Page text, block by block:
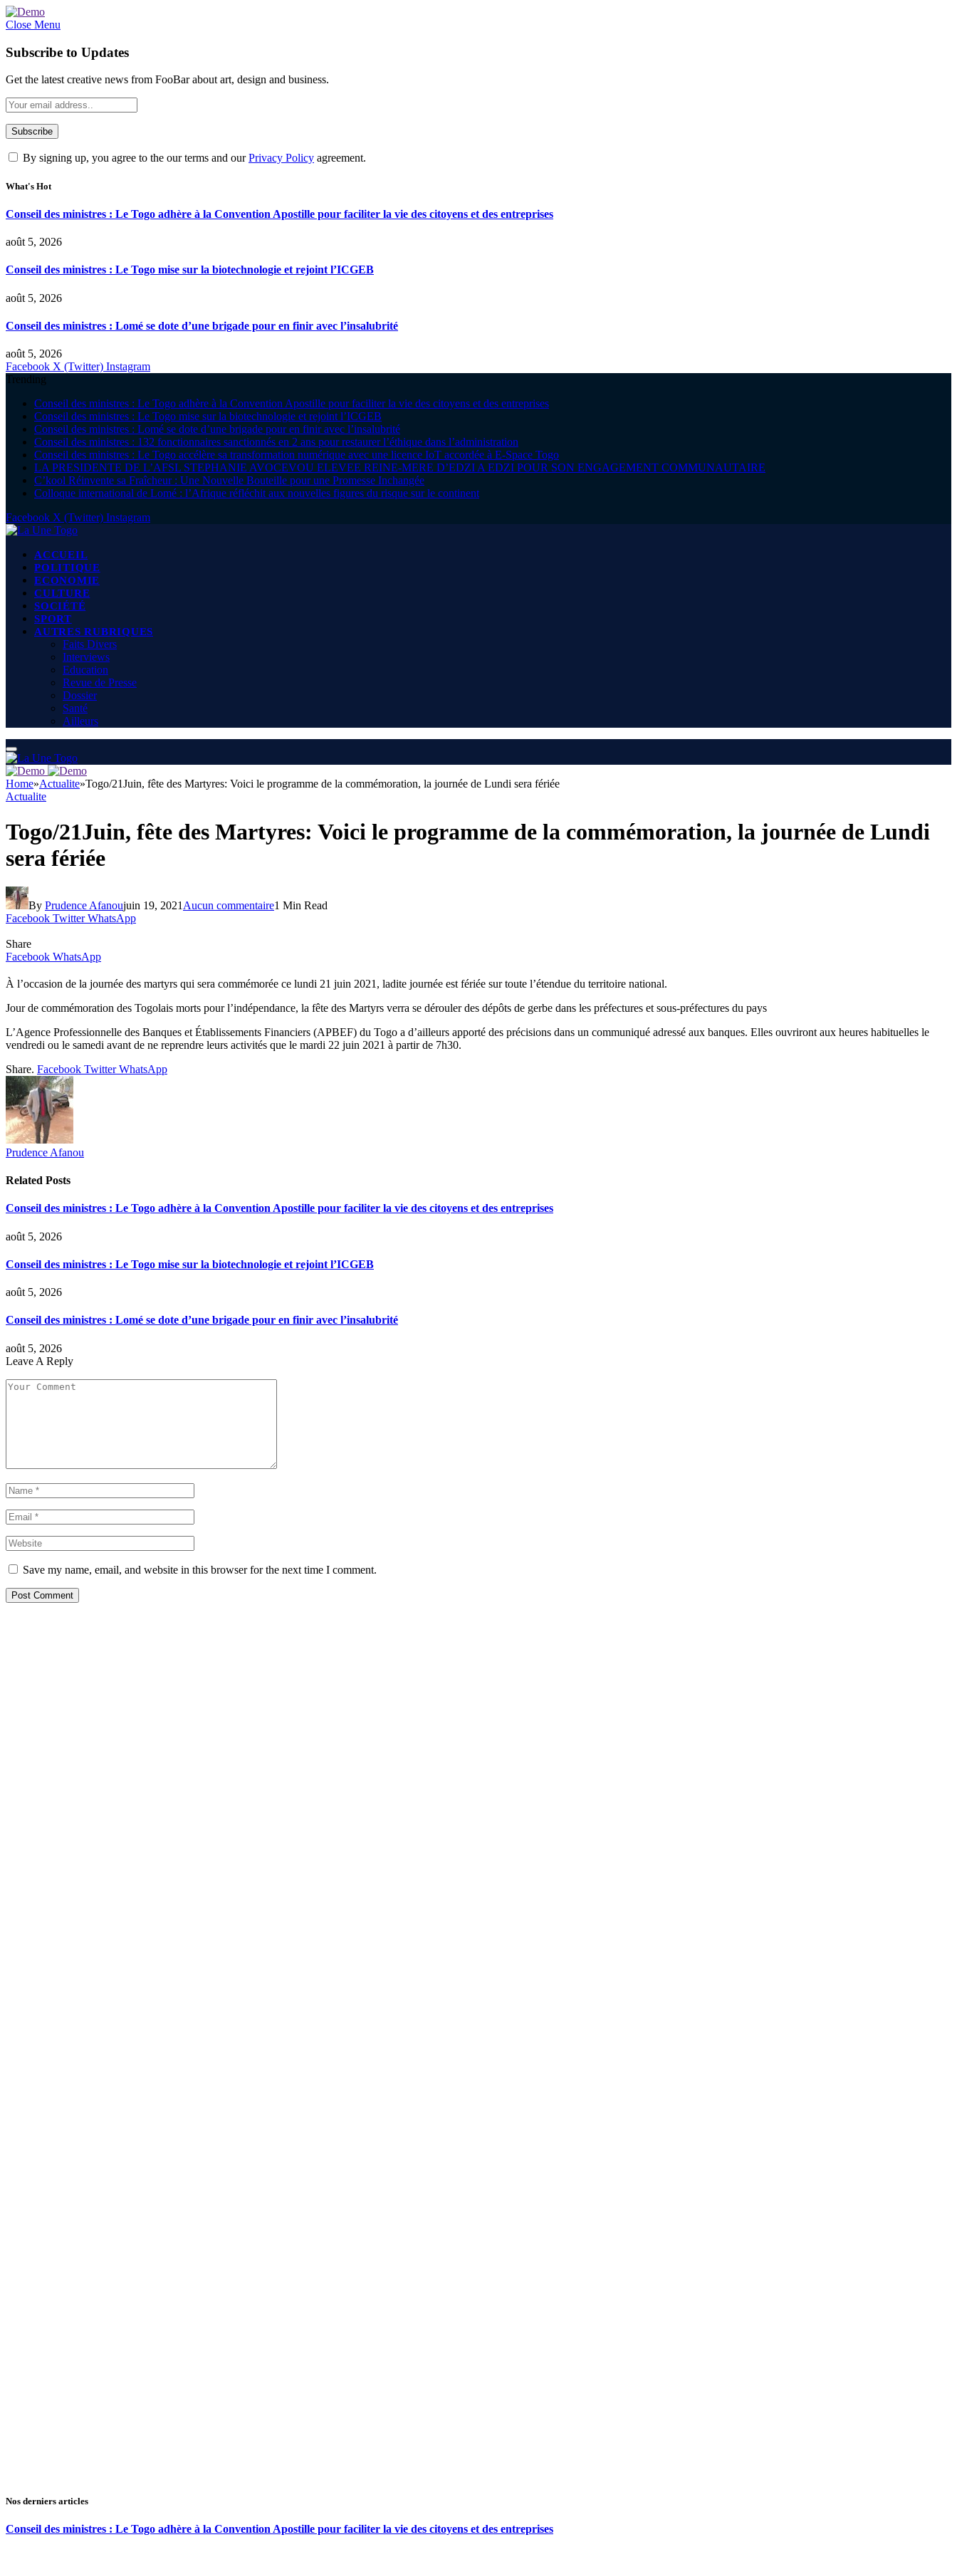
Close Menu
Subscribe to Updates
Get the latest creative news from FooBar about art, design and business.
By signing up, you agree to the our terms and ourPrivacy Policy agreement.
What's Hot
Conseil des ministres : Le Togo adhère à la Convention Apostille pour faciliter la vie des citoyens et des entreprises
août 5, 2026
Conseil des ministres : Le Togo mise sur la biotechnologie et rejoint l’ICGEB
août 5, 2026
Conseil des ministres : Lomé se dote d’une brigade pour en finir avec l’insalubrité
août 5, 2026
Facebook X (Twitter) Instagram
Trending
Conseil des ministres : Le Togo adhère à la Convention Apostille pour faciliter la vie des citoyens et des entreprises
Conseil des ministres : Le Togo mise sur la biotechnologie et rejoint l’ICGEB
Conseil des ministres : Lomé se dote d’une brigade pour en finir avec l’insalubrité
Conseil des ministres : 132 fonctionnaires sanctionnés en 2 ans pour restaurer l’éthique dans l’administration
Conseil des ministres : Le Togo accélère sa transformation numérique avec une licence IoT accordée à E-Space Togo
LA PRESIDENTE DE L’AFSL STEPHANIE AVOCEVOU ELEVEE REINE-MERE D’EDZI A EDZI POUR SON ENGAGEMENT COMMUNAUTAIRE
C’kool Réinvente sa Fraîcheur : Une Nouvelle Bouteille pour une Promesse Inchangée
Colloque international de Lomé : l’Afrique réfléchit aux nouvelles figures du risque sur le continent
Facebook X (Twitter) Instagram
ACCUEIL
POLITIQUE
ECONOMIE
CULTURE
SOCIÉTÉ
SPORT
AUTRES RUBRIQUES
Faits Divers
Interviews
Education
Revue de Presse
Dossier
Santé
Ailleurs
Home»Actualite»Togo/21Juin, fête des Martyres: Voici le programme de la commémoration, la journée de Lundi sera fériée
Actualite
Togo/21Juin, fête des Martyres: Voici le programme de la commémoration, la journée de Lundi
sera fériée
By Prudence Afanoujuin 19, 2021 Aucun commentaire1 Min Read
Facebook Twitter WhatsApp
Share
Facebook WhatsApp
À l’occasion de la journée des martyrs qui sera commémorée ce lundi 21 juin 2021, ladite journée est fériée sur toute l’étendue du territoire national.
Jour de commémoration des Togolais morts pour l’indépendance, la fête des Martyrs verra se dérouler des dépôts de gerbe dans les préfectures et sous-préfectures du pays
L’Agence Professionnelle des Banques et Établissements Financiers (APBEF) du Togo a d’ailleurs apporté des précisions dans un communiqué adressé aux banques. Elles ouvriront aux heures habituelles le
vendredi ou le samedi avant de ne reprendre leurs activités que le mardi 22 juin 2021 à partir de 7h30.
Share. Facebook Twitter WhatsApp
Prudence Afanou
Related Posts
Conseil des ministres : Le Togo adhère à la Convention Apostille pour faciliter la vie des citoyens et des entreprises
août 5, 2026
Conseil des ministres : Le Togo mise sur la biotechnologie et rejoint l’ICGEB
août 5, 2026
Conseil des ministres : Lomé se dote d’une brigade pour en finir avec l’insalubrité
août 5, 2026
Leave A Reply
Save my name, email, and website in this browser for the next time I comment.
Nos derniers articles
Conseil des ministres : Le Togo adhère à la Convention Apostille pour faciliter la vie des citoyens et des entreprises